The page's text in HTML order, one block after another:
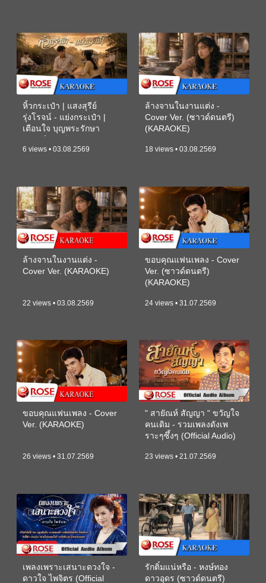
หิ้วกระเป๋า | แสงสุรีย์
รุ่งโรจน์ - แย่งกระเป๋า |
เตือนใจ บุญพระรักษา
6 views • 03.08.2569
ล้างจานในงานแต่ง -
Cover Ver. (ซาวด์ดนตรี)
(KARAOKE)
18 views • 03.08.2569
ล้างจานในงานแต่ง -
Cover Ver. (KARAOKE)
22 views • 03.08.2569
ขอบคุณแฟนเพลง - Cover
Ver. (ซาวด์ดนตรี)
(KARAOKE)
24 views • 31.07.2569
ขอบคุณแฟนเพลง - Cover
Ver. (KARAOKE)
26 views • 31.07.2569
" สายัณห์ สัญญา " ขวัญใจ
คนเดิม - รวมเพลงดังเพ
ราะๆซึ้งๆ (Official Audio)
23 views • 21.07.2569
เพลงเพราะเสนาะดวงใจ -
ดาวใจ ไพจิตร (Official
รักติ๋มแน่หรือ - หงษ์ทอง
ดาวอุดร (ซาวด์ดนตรี)